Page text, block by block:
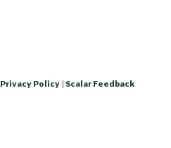
Privacy Policy | Scalar Feedback